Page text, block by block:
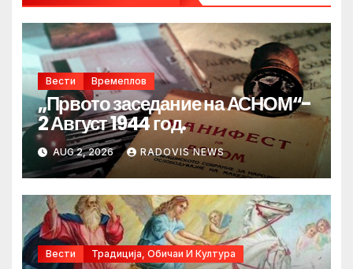
Вести Времеплов
„Првото заседание на АСНОМ“-
2 Август 1944 год.
AUG 2, 2026 RADOVIS NEWS
Вести Традиција, Обичаи И Култура